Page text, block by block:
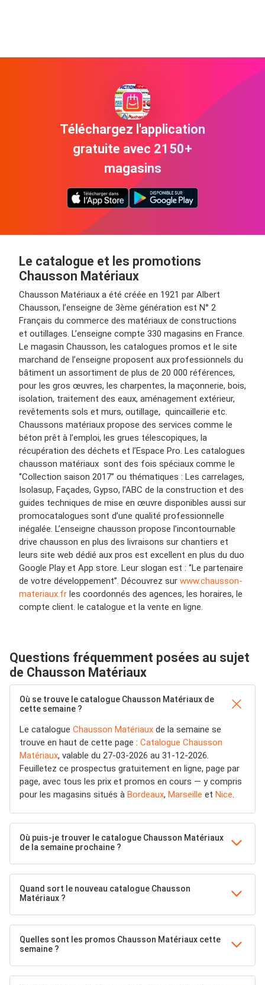
Téléchargez l'application
gratuite avec 2150+
magasins
Le catalogue et les promotions
Chausson Matériaux
Chausson Matériaux a été créée en 1921 par Albert
Chausson, l’enseigne de 3ème génération est N° 2
Français du commerce des matériaux de constructions
et outillages. L’enseigne compte 330 magasins en France.
Le magasin Chausson, les catalogues promos et le site
marchand de l’enseigne proposent aux professionnels du
bâtiment un assortiment de plus de 20 000 références,
pour les gros œuvres, les charpentes, la maçonnerie, bois,
isolation, traitement des eaux, aménagement extérieur,
revêtements sols et murs, outillage, quincaillerie etc.
Chaussons matériaux propose des services comme le
béton prêt à l’emploi, les grues télescopiques, la
récupération des déchets et l’Espace Pro. Les catalogues
chausson matériaux sont des fois spéciaux comme le
‘’Collection saison 2017’’ ou thématiques : Les carrelages,
Isolasup, Façades, Gypso, l’ABC de la construction et des
guides techniques de mise en œuvre disponibles aussi sur
promocatalogues sont d’une qualité professionnelle
inégalée. L’enseigne chausson propose l’incontournable
drive chausson en plus des livraisons sur chantiers et
leurs site web dédié aux pros est excellent en plus du duo
Google Play et App store. Leur slogan est : ‘’Le partenaire
de votre développement’’. Découvrez sur www.chausson-
materiaux.fr les coordonnés des agences, les horaires, le
compte client. le catalogue et la vente en ligne.
Questions fréquemment posées au sujet
de Chausson Matériaux
Où se trouve le catalogue Chausson Matériaux de
cette semaine ?
Le catalogue Chausson Matériaux de la semaine se
trouve en haut de cette page : Catalogue Chausson
Matériaux, valable du 27-03-2026 au 31-12-2026.
Feuilletez ce prospectus gratuitement en ligne, page par
page, avec tous les prix et promos en cours — y compris
pour les magasins situés à Bordeaux, Marseille et Nice.
Où puis-je trouver le catalogue Chausson Matériaux
de la semaine prochaine ?
Quand sort le nouveau catalogue Chausson
Matériaux ?
Quelles sont les promos Chausson Matériaux cette
semaine ?